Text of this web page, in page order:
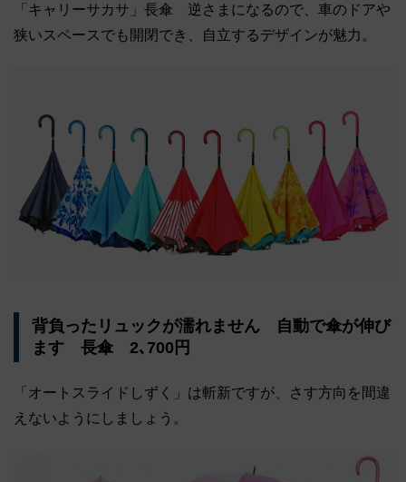
「キャリーサカサ」長傘 逆さまになるので、車のドアや
狭いスペースでも開閉でき、自立するデザインが魅力。
背負ったリュックが濡れません 自動で傘が伸び
ます 長傘 2､700円
「オートスライドしずく」は斬新ですが、さす方向を間違
えないようにしましょう。